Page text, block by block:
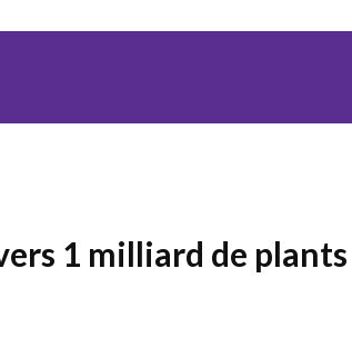
1 milliard de plants